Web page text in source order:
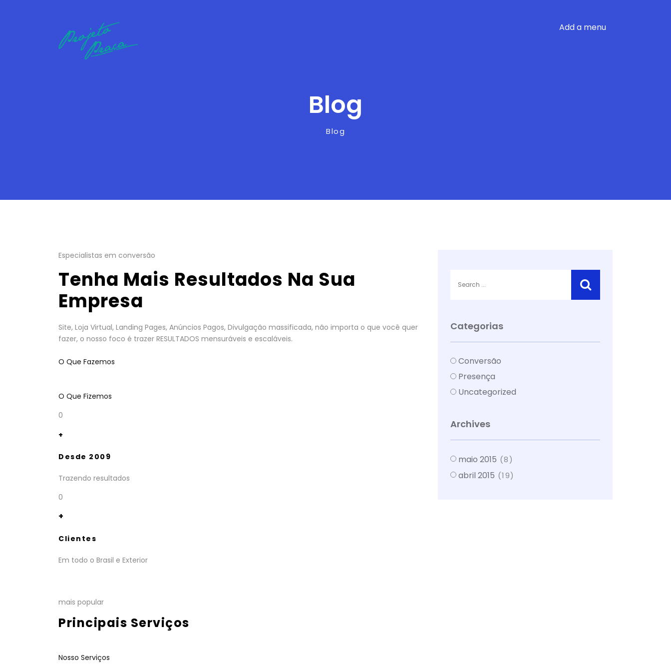
Add a menu
Blog
Blog
Especialistas em conversão
Tenha Mais Resultados Na Sua
Empresa
Site, Loja Virtual, Landing Pages, Anúncios Pagos, Divulgação massificada, não importa o que você quer
fazer, o nosso foco é trazer RESULTADOS mensuráveis e escaláveis.
O Que Fazemos
O Que Fizemos
0
+
Desde 2009
Trazendo resultados
0
+
Clientes
Em todo o Brasil e Exterior
mais popular
Principais Serviços
Nosso Serviços
Categorias
Conversão
Presença
Uncategorized
Archives
maio 2015 (8)
abril 2015 (19)